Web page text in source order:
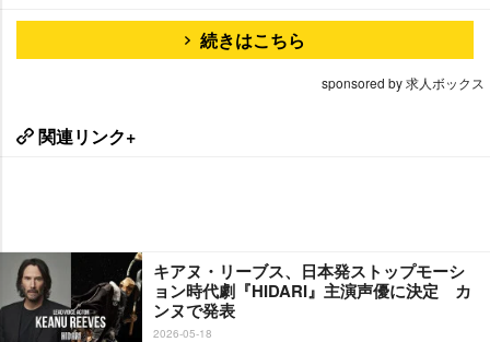
続きはこちら
sponsored by 求人ボックス
関連リンク+
キアヌ・リーブス、日本発ストップモーシ
ョン時代劇『HIDARI』主演声優に決定 カ
ンヌで発表
2026-05-18